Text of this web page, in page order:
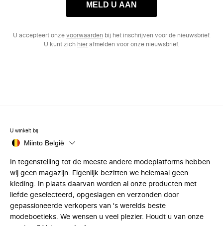
MELD U AAN
U accepteert onze voorwaarden bij het inschrijven voor de nieuwsbrief.
U kunt zich hierafmelden voor onze nieuwsbrief.
U winkelt bij
Miinto België
In tegenstelling tot de meeste andere modeplatforms hebben
wij geen magazijn. Eigenlijk bezitten we helemaal geen
kleding. In plaats daarvan worden al onze producten met
liefde geselecteerd, opgeslagen en verzonden door
gepassioneerde verkopers van 's werelds beste
modeboetieks. We wensen u veel plezier. Houdt u van onze